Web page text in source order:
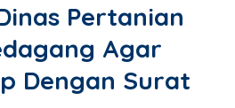
Pertanian
Agar
Dengan Surat